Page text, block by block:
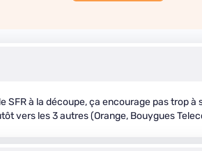
SFR à la découpe, ça encourage pas trop à
vers les 3 autres (Orange, Bouygues